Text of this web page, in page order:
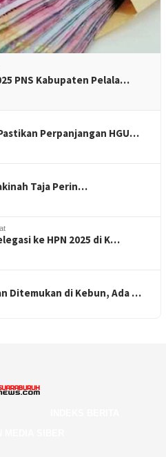
PNS Kabupaten Pelala…
Perpanjangan HGU…
Taja Perin…
ke HPN 2025 di K…
Ditemukan di Kebun, Ada …